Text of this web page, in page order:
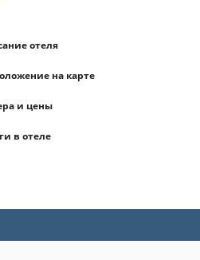
отеля
на карте
и цены
в отеле